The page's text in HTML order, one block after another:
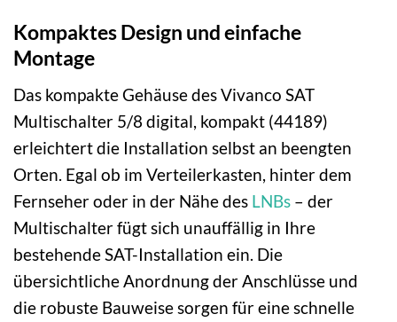
Kompaktes Design und einfache
Montage
Das kompakte Gehäuse des Vivanco SAT
Multischalter 5/8 digital, kompakt (44189)
erleichtert die Installation selbst an beengten
Orten. Egal ob im Verteilerkasten, hinter dem
Fernseher oder in der Nähe des LNBs – der
Multischalter fügt sich unauffällig in Ihre
bestehende SAT-Installation ein. Die
übersichtliche Anordnung der Anschlüsse und
die robuste Bauweise sorgen für eine schnelle